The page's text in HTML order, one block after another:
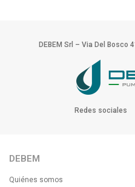
DEBEM Srl – Via Del Bosco
Redes sociales
DEBEM
Quiénes somos